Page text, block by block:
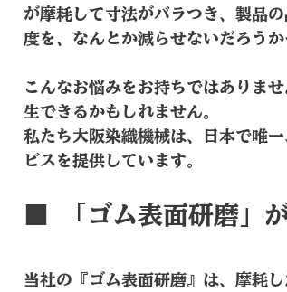
が摩耗して寸法がバラつき、製品
度を、なんとか減らせないだろうか
こんなお悩みをお持ちではありま
生できるかもしれません。
私たち大阪染織機械は、日本で唯
ビスを提供しています。
■ 「ゴム表面研磨」
当社の『ゴム表面研磨』は、摩耗